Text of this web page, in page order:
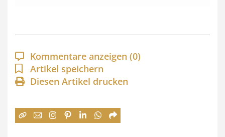
p
a
n
n
:
Kommentare anzeigen (0)
Artikel speichern
Diesen Artikel drucken